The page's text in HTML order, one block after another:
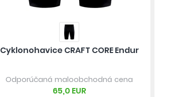
Cyklonohavice CRAFT CORE Endur
Odporúčaná maloobchodná cena
65,0 EUR